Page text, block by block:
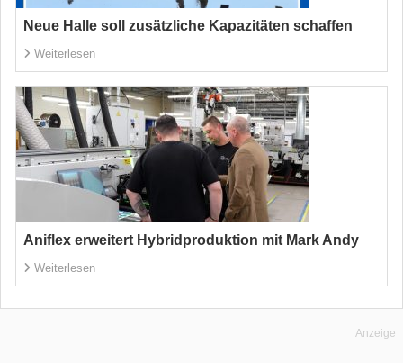
Neue Halle soll zusätzliche Kapazitäten schaffen
Weiterlesen
Aniflex erweitert Hybridproduktion mit Mark Andy
Weiterlesen
Anzeige